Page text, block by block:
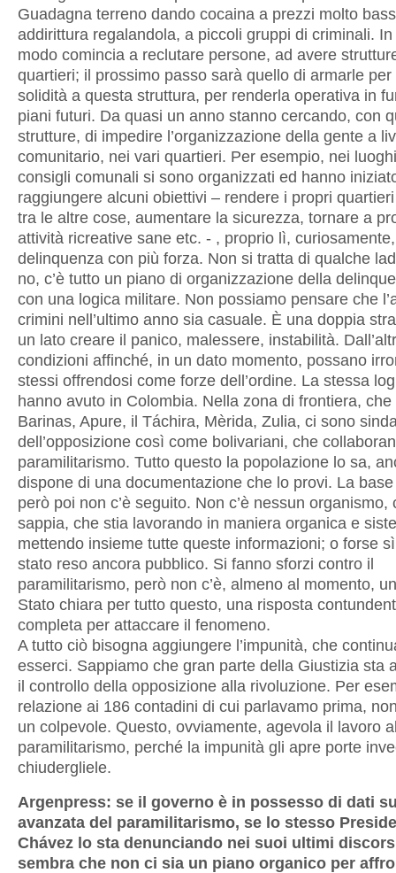
Guadagna terreno dando cocaina a prezzi molto
addirittura regalandola, a piccoli gruppi di criminali.
modo comincia a reclutare persone, ad avere
quartieri; il prossimo passo sarà quello di armarle per
solidità a questa struttura, per renderla operativa in
piani futuri. Da quasi un anno stanno cercando, con
strutture, di impedire l’organizzazione della gente a
comunitario, nei vari quartieri. Per esempio, nei
consigli comunali si sono organizzati ed hanno
raggiungere alcuni obiettivi – rendere i propri
tra le altre cose, aumentare la sicurezza, tornare a
attività ricreative sane etc. - , proprio lì,
delinquenza con più forza. Non si tratta di qualche
no, c’è tutto un piano di organizzazione della
con una logica militare. Non possiamo pensare che
crimini nell’ultimo anno sia casuale. È una doppia
un lato creare il panico, malessere, instabilità.
condizioni affinché, in un dato momento, possano
stessi offrendosi come forze dell’ordine. La stessa
hanno avuto in Colombia. Nella zona di frontiera, che
Barinas, Apure, il Táchira, Mèrida, Zulia, ci sono
dell’opposizione così come bolivariani, che
paramilitarismo. Tutto questo la popolazione lo sa,
dispone di una documentazione che lo provi. La
però poi non c’è seguito. Non c’è nessun organismo,
sappia, che stia lavorando in maniera organica e
mettendo insieme tutte queste informazioni; o forse
stato reso ancora pubblico. Si fanno sforzi contro il
paramilitarismo, però non c’è, almeno al momento,
Stato chiara per tutto questo, una risposta
completa per attaccare il fenomeno.
A tutto ciò bisogna aggiungere l’impunità, che
esserci. Sappiamo che gran parte della Giustizia sta
il controllo della opposizione alla rivoluzione. Per
relazione ai 186 contadini di cui parlavamo prima,
un colpevole. Questo, ovviamente, agevola il lavoro
paramilitarismo, perché la impunità gli apre porte
chiudergliele.
Argenpress: se il governo è in possesso di dati
avanzata del paramilitarismo, se lo stesso
Chávez lo sta denunciando nei suoi ultimi
sembra che non ci sia un piano organico per